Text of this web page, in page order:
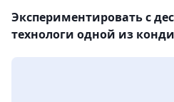
Экспериментировать с
технологи одной из